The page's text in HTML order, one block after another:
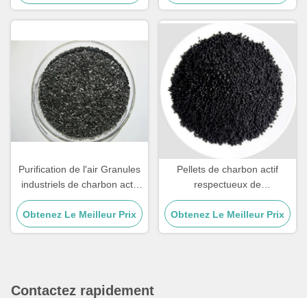
des eaux souterraines
Purification de l'air Granules
industriels de charbon actif
pour la purification de l'eau
du robinet
Obtenez Le Meilleur Prix
Pellets de charbon actif
respectueux de
l'environnement pour une
purification efficace de l'eau
et de l'air
Obtenez Le Meilleur Prix
Contactez rapidement